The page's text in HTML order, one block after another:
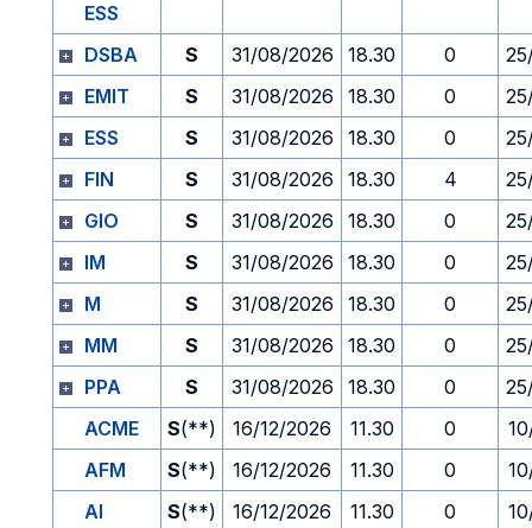
ESS
DSBA S 31/08/2026 18.30 0
EMIT
S 31/08/2026 18.30 0
ESS
S 31/08/2026 18.30 0
FIN
S 31/08/2026 18.30 4
GIO
S 31/08/2026 18.30 0
IM
S 31/08/2026 18.30 0
M
S 31/08/2026 18.30 0
MM
S 31/08/2026 18.30 0
PPA
S 31/08/2026 18.30 0
ACME
S(**) 16/12/2026 11.30 0
AFM
S(**) 16/12/2026 11.30 0
AI
S(**) 16/12/2026 11.30 0